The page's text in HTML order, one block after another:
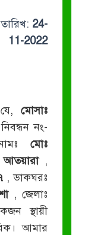
তারিখ: 24-
11-2022
যে,মোসাঃ
নং-
নামঃমোঃ
আতয়ারা ,
, ডাকঘরঃ
, জেলাঃ
স্থায়ী
আমার